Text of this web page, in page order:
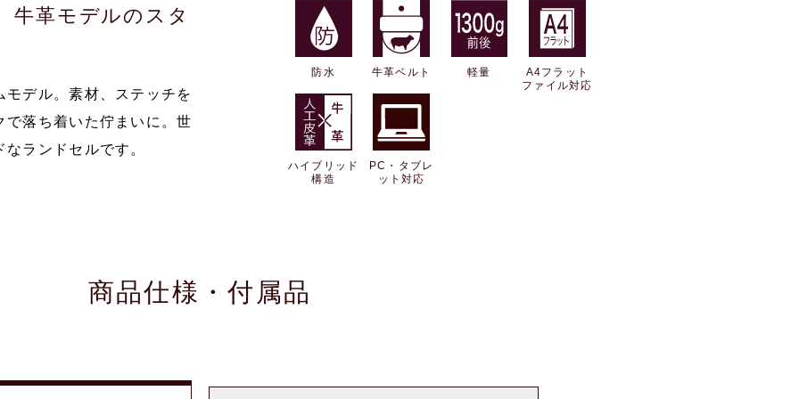
防水 牛革ベルト 軽量
A4フラット
ファイル対応
ハイブリッド
構造
PC・タブレ
ット対応
牛革モデルのスタ
デル。素材、ステッチを
落ち着いた佇まいに。世
ランドセルです。
商品仕様・付属品